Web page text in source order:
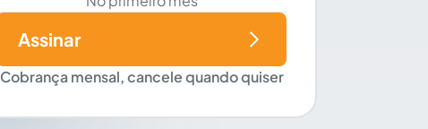
Cobrança mensal, cancele quando quiser
Assinar